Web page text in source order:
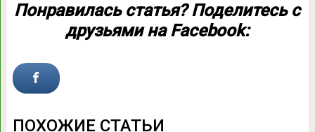
Понравилась статья? Поделитесь с
друзьями на Facebook:
ПОХОЖИЕ СТАТЬИ